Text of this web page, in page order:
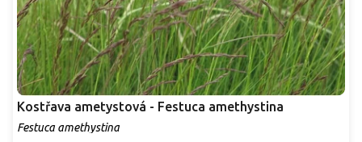
Kostřava ametystová - Festuca amethystina
Festuca amethystina